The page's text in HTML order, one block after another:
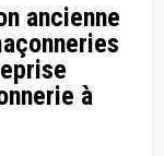
ancienne
à